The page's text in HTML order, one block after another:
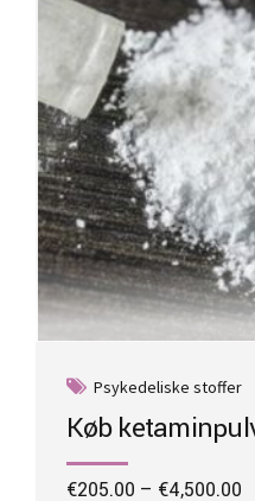
Psykedeliske stoffer
Køb
€205.00 – €4,500.00